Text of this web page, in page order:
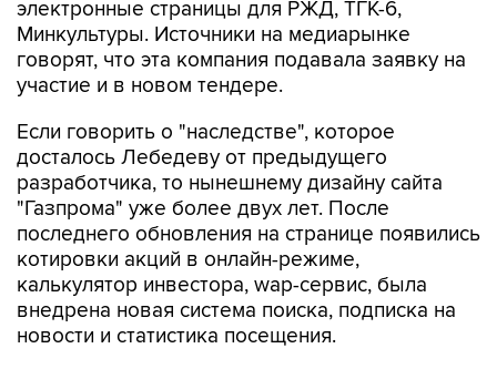
электронные страницы для РЖД, ТГК-6,
Минкультуры. Источники на медиарынке
говорят, что эта компания подавала заявку на
участие и в новом тендере.
Если говорить о "наследстве", которое
досталось Лебедеву от предыдущего
разработчика, то нынешнему дизайну сайта
"Газпрома" уже более двух лет. После
последнего обновления на странице появились
котировки акций в онлайн-режиме,
калькулятор инвестора, wap-сервис, была
внедрена новая система поиска, подписка на
новости и статистика посещения.